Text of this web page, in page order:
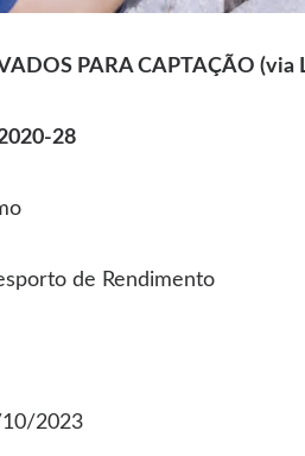
PARA CAPTAÇÃO
28
de Rendimento
2023